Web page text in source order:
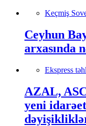
Keçmiş
Ceyhun
arxasında
Ekspress
AZAL,
yeni